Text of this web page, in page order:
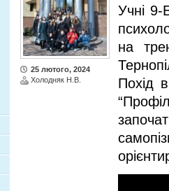
25 лютого, 2024
Холодняк Н.В.
Учні
на
Похід